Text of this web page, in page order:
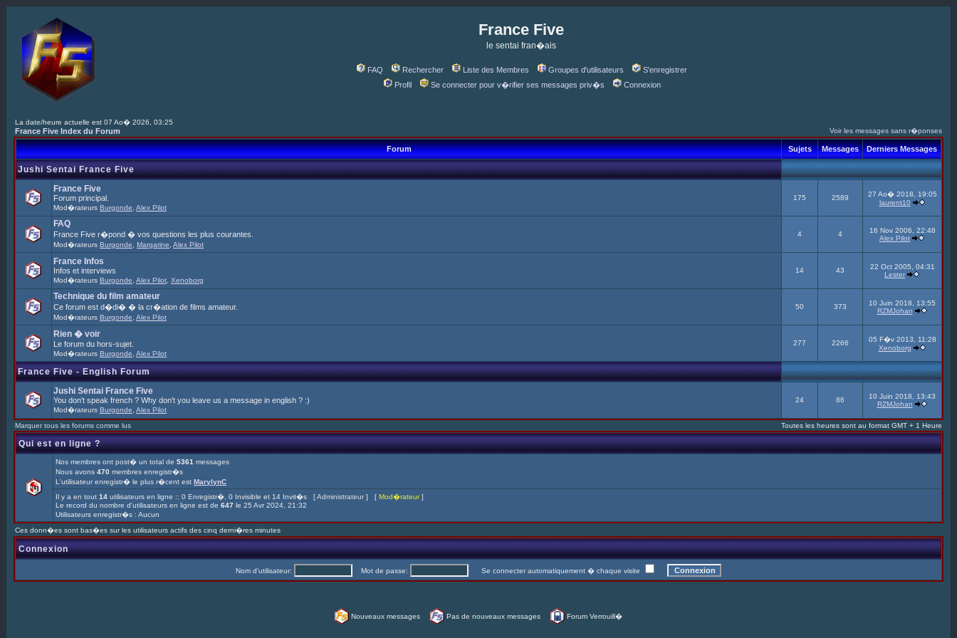
France Five
le sentai fran�ais
FAQ Rechercher Liste des Membres Groupes d'utilisateurs
S'enregistrer
Profil
Se connecter pour v�rifier ses messages priv�s Connexion
La date/heure actuelle est 07 Ao� 2026, 03:25
France Five Index du Forum Voir les messages sans r�ponses
Forum Sujets Messages Derniers Messages
Jushi Sentai France Five
France Five
Forum principal.
Mod�rateurs Burgonde Alex Pilot
175 2589
27 Ao� 2018, 19:05
laurent10
FAQ
France Five r�pond � vos questions les plus courantes.
Mod�rateurs Burgonde Margarine Alex Pilot
4 4
16 Nov 2006, 22:48
Alex Pilot
France Infos
Infos et interviews
Mod�rateurs Burgonde Alex Pilot Xenoborg
14 43
22 Oct 2005, 04:31
Lester
Technique du film amateur
Ce forum est d�di� � la cr�ation de films amateur.
Mod�rateurs Burgonde Alex Pilot
50 373
10 Juin 2018, 13:55
RZMJohan
Rien � voir
Le forum du hors-sujet.
Mod�rateurs Burgonde Alex Pilot
277 2266
05 F�v 2013, 11:28
Xenoborg
France Five - English Forum
Jushi Sentai France Five
You don't speak french ? Why don't you leave us a message in english ? :)
Mod�rateurs Burgonde Alex Pilot
24 86
10 Juin 2018, 13:43
RZMJohan
Marquer tous les forums comme lus Toutes les heures sont au format GMT + 1 Heure
Qui est en ligne ?
Nos membres ont post� un total de 5361 messages
Nous avons 470 membres enregistr�s
L'utilisateur enregistr� le plus r�cent est MarylynC
Il y a en tout 14 utilisateurs en ligne :: 0 Enregistr�, 0 Invisible et 14 Invit�s [Administrateur] [ Mod�rateur]
Le record du nombre d'utilisateurs en ligne est de 647 le 25 Avr 2024, 21:32
Utilisateurs enregistr�s : Aucun
Ces donn�es sont bas�es sur les utilisateurs actifs des cinq derni�res minutes
Connexion
Nom d'utilisateur: Mot de passe: Se connecter automatiquement � chaque visite
Nouveaux messages Pas de nouveaux messages Forum Verrouill�